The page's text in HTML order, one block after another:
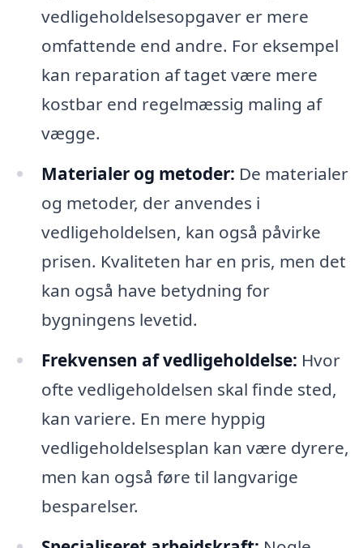
vedligeholdelsesopgaver er mere
omfattende end andre. For eksempel
kan reparation af taget være mere
kostbar end regelmæssig maling af
vægge.
Materialer og metoder: De materialer
og metoder, der anvendes i
vedligeholdelsen, kan også påvirke
prisen. Kvaliteten har en pris, men det
kan også have betydning for
bygningens levetid.
Frekvensen af vedligeholdelse: Hvor
ofte vedligeholdelsen skal finde sted,
kan variere. En mere hyppig
vedligeholdelsesplan kan være dyrere,
men kan også føre til langvarige
besparelser.